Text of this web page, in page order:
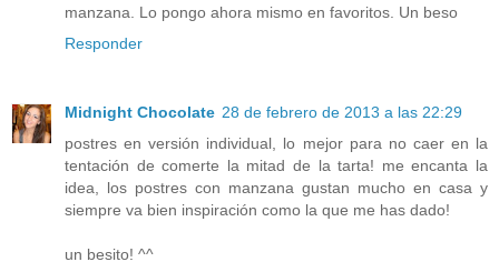
manzana. Lo pongo ahora mismo en favoritos. Un beso
Responder
Midnight Chocolate 28 de febrero de 2013 a las 22:29
postres en versión individual, lo mejor para no caer en la
tentación de comerte la mitad de la tarta! me encanta la
idea, los postres con manzana gustan mucho en casa y
siempre va bien inspiración como la que me has dado!
un besito! ^^